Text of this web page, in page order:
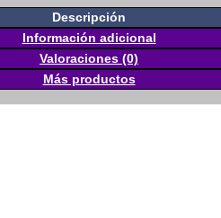
Descripción
Información adicional
Valoraciones (0)
Más productos